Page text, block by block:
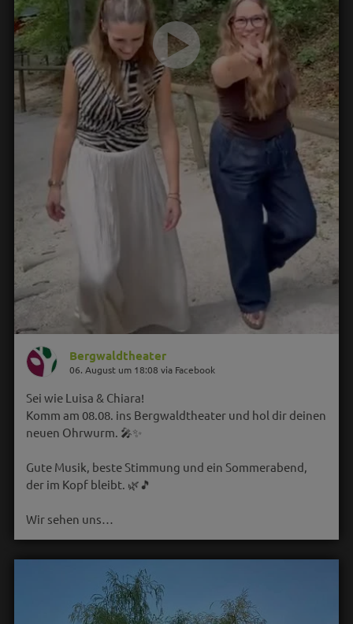
Bergwaldtheater
06. August um 18:08 via Facebook
Sei wie Luisa & Chiara!
Komm am 08.08. ins Bergwaldtheater und hol dir deinen
neuen Ohrwurm. 🎤✨
Gute Musik, beste Stimmung und ein Sommerabend,
der im Kopf bleibt. 🌿🎵
Wir sehen uns…